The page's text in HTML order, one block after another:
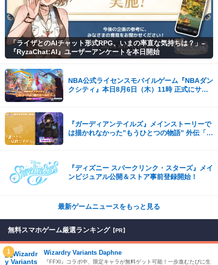
「ライザとのAIチャット形式RPG、いまの率直な気持ちは？」–
『RyzaChat:AI』ユーザーアンケートを本日開始
NBA公式ライセンスモバイルゲーム『NBAダン
クシティ』本日8月6日（木）11時 正式にサー
『ガーディアンテイルズ』メインストーリーで
は描かれなかった”もうひとつの物語” 外伝「応
『ディズニー スパークリンク・スターズ』メイ
ンビジュアル公開＆ストア事前登録開始！
最新ゲームニュースをもっと見る
無料スマホゲーム厳選ランキング 【PR】
1 Wizardry Variants Daphne
『FFXI』コラボ中、限定キャラが無料ゲット可能！一歩進むたびに生